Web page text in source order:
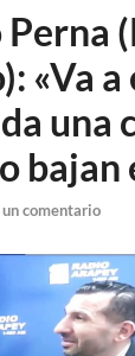
Perna
«Va
una
bajan
comentario